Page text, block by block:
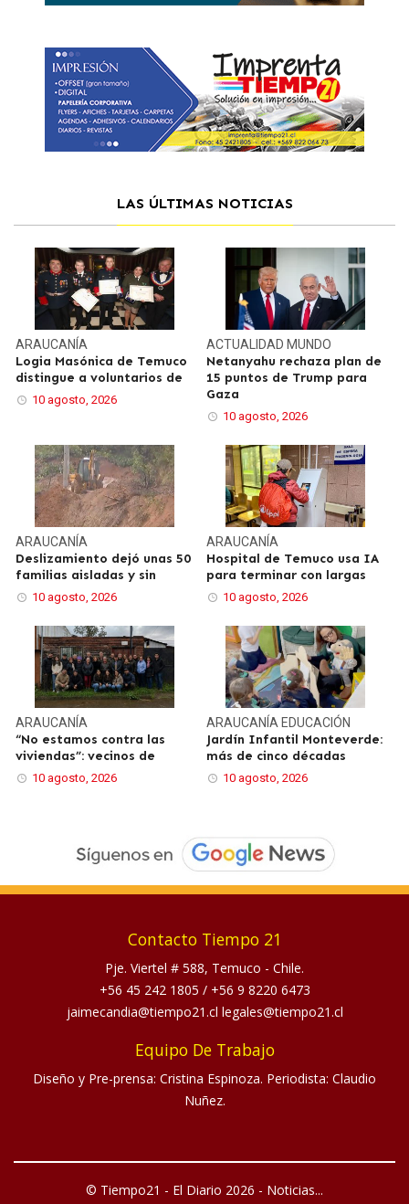
LAS ÚLTIMAS NOTICIAS
ARAUCANÍA
Logia Masónica de Temuco
distingue a voluntarios de
10 agosto, 2026
ACTUALIDAD MUNDO
Netanyahu rechaza plan de
15 puntos de Trump para
Gaza
10 agosto, 2026
ARAUCANÍA
Deslizamiento dejó unas 50
familias aisladas y sin
10 agosto, 2026
ARAUCANÍA
Hospital de Temuco usa IA
para terminar con largas
10 agosto, 2026
ARAUCANÍA
“No estamos contra las
viviendas”: vecinos de
10 agosto, 2026
ARAUCANÍA EDUCACIÓN
Jardín Infantil Monteverde:
más de cinco décadas
10 agosto, 2026
Contacto Tiempo 21
Pje. Viertel # 588, Temuco - Chile.
+56 45 242 1805 / +56 9 8220 6473
jaimecandia@tiempo21.cl legales@tiempo21.cl
Equipo De Trabajo
Diseño y Pre-prensa: Cristina Espinoza. Periodista: Claudio
Nuñez.
© Tiempo21 - El Diario 2026 - Noticias...